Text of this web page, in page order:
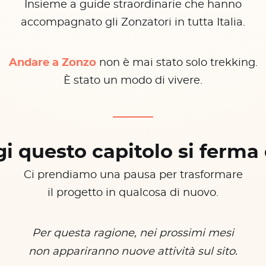
Insieme a guide straordinarie che hanno
accompagnato gli Zonzatori in tutta Italia.
Andare a Zonzonon è mai stato solo trekking.
È stato un modo di vivere.
questo capitolo si ferma
Ci prendiamo una pausa per trasformare
il progetto in qualcosa di nuovo.
Per questa ragione, nei prossimi mesi
non appariranno nuove attività sul sito.